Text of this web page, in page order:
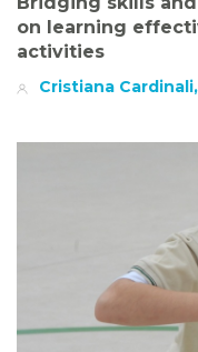
on learning
activities
Cristiana